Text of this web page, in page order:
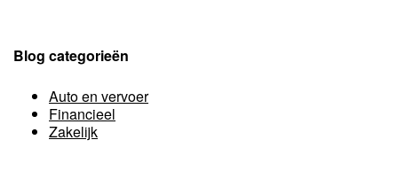
Blog categorieën
Auto en vervoer
Financieel
Zakelijk